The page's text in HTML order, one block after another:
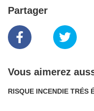
Partager
Vous aimerez